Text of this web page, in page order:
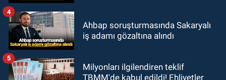
Ahbap soruşturmasında Sakaryalı
iş adamı gözaltına alındı
4
Milyonları ilgilendiren teklif
TBMM'de kabul edildi! Ehliyetler
5